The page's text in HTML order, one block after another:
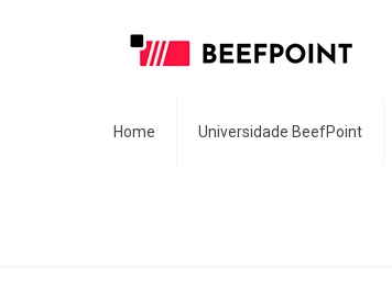
Home Universidade BeefPoint